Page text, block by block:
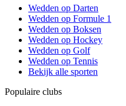
Wedden op Darten
Wedden op Formule 1
Wedden op Boksen
Wedden op Hockey
Wedden op Golf
Wedden op Tennis
Bekijk alle sporten
Populaire clubs